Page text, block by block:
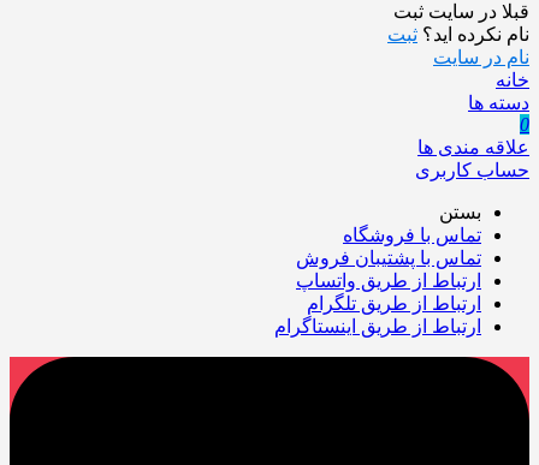
قبلا در سایت ثبت
نام نکرده اید؟ ثبت
نام در سایت
خانه
دسته ها
0
علاقه مندی ها
حساب کاربری
بستن
تماس با فروشگاه
تماس با پشتیبان فروش
ارتباط از طریق واتساپ
ارتباط از طریق تلگرام
ارتباط از طریق اینستاگرام